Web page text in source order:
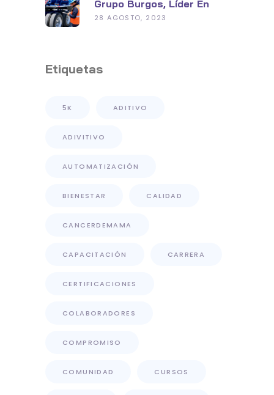
Grupo Burgos, Líder En
Seguridad Y Tecnología
28 AGOSTO, 2023
Etiquetas
5K ADITIVO
ADIVITIVO
AUTOMATIZACIÓN
BIENESTAR CALIDAD
CANCERDEMAMA
CAPACITACIÓN CARRERA
CERTIFICACIONES
COLABORADORES
COMPROMISO
COMUNIDAD CURSOS